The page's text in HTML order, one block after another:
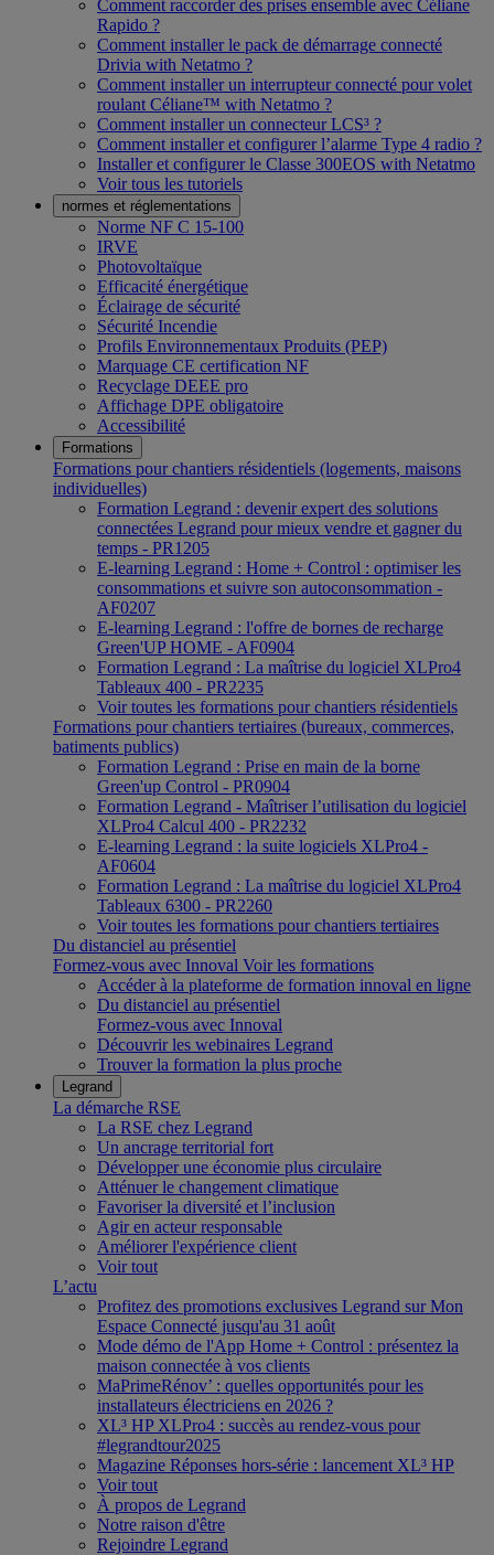
Comment raccorder des prises ensemble avec Céliane
Rapido ?
Comment installer le pack de démarrage connecté
Drivia with Netatmo ?
Comment installer un interrupteur connecté pour volet
roulant Céliane™ with Netatmo ?
Comment installer un connecteur LCS³ ?
Comment installer et configurer l’alarme Type 4 radio ?
Installer et configurer le Classe 300EOS with Netatmo
Voir tous les tutoriels
normes et réglementations
Norme NF C 15-100
IRVE
Photovoltaïque
Efficacité énergétique
Éclairage de sécurité
Sécurité Incendie
Profils Environnementaux Produits (PEP)
Marquage CE certification NF
Recyclage DEEE pro
Affichage DPE obligatoire
Accessibilité
Formations
Formations pour chantiers résidentiels (logements, maisons
individuelles)
Formation Legrand : devenir expert des solutions
connectées Legrand pour mieux vendre et gagner du
temps - PR1205
E-learning Legrand : Home + Control : optimiser les
consommations et suivre son autoconsommation -
AF0207
E-learning Legrand : l'offre de bornes de recharge
Green'UP HOME - AF0904
Formation Legrand : La maîtrise du logiciel XLPro4
Tableaux 400 - PR2235
Voir toutes les formations pour chantiers résidentiels
Formations pour chantiers tertiaires (bureaux, commerces,
batiments publics)
Formation Legrand : Prise en main de la borne
Green'up Control - PR0904
Formation Legrand - Maîtriser l’utilisation du logiciel
XLPro4 Calcul 400 - PR2232
E-learning Legrand : la suite logiciels XLPro4 -
AF0604
Formation Legrand : La maîtrise du logiciel XLPro4
Tableaux 6300 - PR2260
Voir toutes les formations pour chantiers tertiaires
Du distanciel au présentiel
Formez-vous avec Innoval Voir les formations
Accéder à la plateforme de formation innoval en ligne
Du distanciel au présentiel
Formez-vous avec Innoval
Découvrir les webinaires Legrand
Trouver la formation la plus proche
Legrand
La démarche RSE
La RSE chez Legrand
Un ancrage territorial fort
Développer une économie plus circulaire
Atténuer le changement climatique
Favoriser la diversité et l’inclusion
Agir en acteur responsable
Améliorer l'expérience client
Voir tout
L’actu
Profitez des promotions exclusives Legrand sur Mon
Espace Connecté jusqu'au 31 août
Mode démo de l'App Home + Control : présentez la
maison connectée à vos clients
MaPrimeRénov’ : quelles opportunités pour les
installateurs électriciens en 2026 ?
XL³ HP XLPro4 : succès au rendez-vous pour
#legrandtour2025
Magazine Réponses hors-série : lancement XL³ HP
Voir tout
À propos de Legrand
Notre raison d'être
Rejoindre Legrand